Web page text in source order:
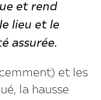
et rend
lieu et le
assurée.
et les
la hausse